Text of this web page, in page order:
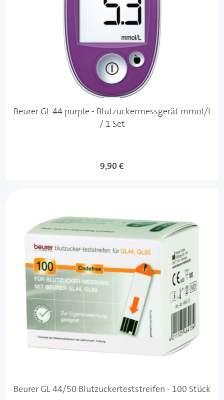
Beurer GL 44 purple - Blutzuckermessgerät mmol/l
/ 1 Set
9,90 €
Beurer GL 44/50 Blutzuckerteststreifen - 100 Stück